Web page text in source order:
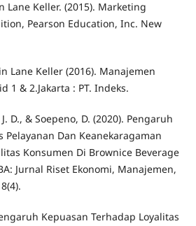
Lane Keller. (2015). Marketing
Pearson Education, Inc. New
Lane Keller (2016). Manajemen
1 & 2.Jakarta : PT. Indeks.
D., & Soepeno, D. (2020). Pengaruh
Pelayanan Dan Keanekaragaman
Konsumen Di Brownice Beverage
Jurnal Riset Ekonomi, Manajemen,
Kepuasan Terhadap Loyalitas